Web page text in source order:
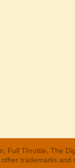
Full Throttle, The
trademarks